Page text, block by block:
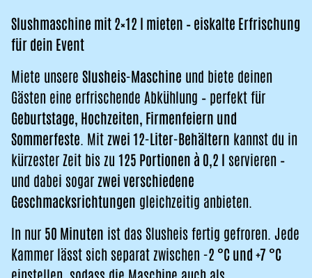
Slushmaschine mit 2×12 l mieten – eiskalte Erfrischung
für dein Event
Miete unsere Slusheis-Maschine und biete deinen
Gästen eine erfrischende Abkühlung – perfekt für
Geburtstage, Hochzeiten, Firmenfeiern und
Sommerfeste . Mit zwei 12-Liter-Behältern kannst du in
kürzester Zeit bis zu 125 Portionen à 0,2 l servieren –
und dabei sogar zwei verschiedene
Geschmacksrichtungen gleichzeitig anbieten.
In nur 50 Minuten ist das Slusheis fertig gefroren. Jede
Kammer lässt sich separat zwischen-2 °C und +7 °C